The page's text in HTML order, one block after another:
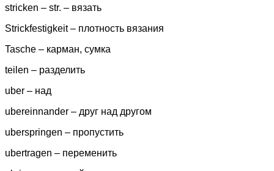
stricken – str. – вязать
Strickfestigkeit – плотность вязания
Tasche – карман, сумка
teilen – разделить
uber – над
ubereinnander – друг над другом
uberspringen – пропустить
ubertragen – переменить